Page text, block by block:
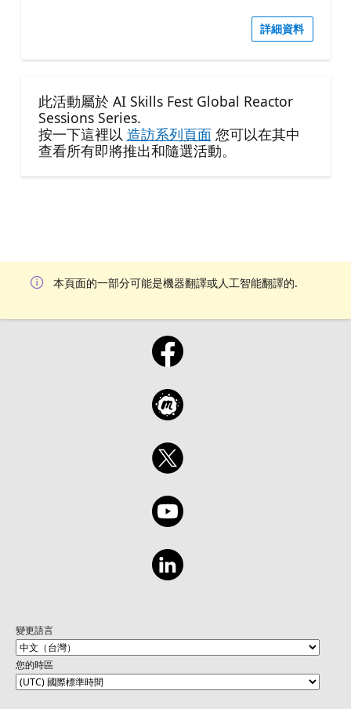
詳細資料
此活動屬於 AI Skills Fest Global Reactor
Sessions Series.
按一下這裡以 造訪系列頁面您可以在其中
查看所有即將推出和隨選活動。
本頁面的一部分可能是機器翻譯或人工智能翻譯的.
變更語言
您的時區